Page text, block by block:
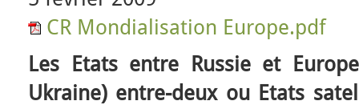
CR Mondialisation Europe.pdf
Les Etats entre Russie et
Ukraine) entre-deux ou Etats